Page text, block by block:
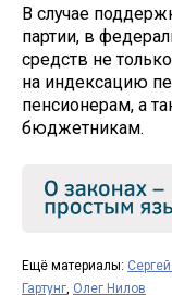
В случае
партии, в
средств не
на индексацию
пенсионерам, а
бюджетникам.
Ещё материалы:
Гартунг Олег Нилов